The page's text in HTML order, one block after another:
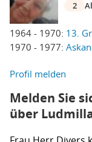
1964 - 1970: 13.
1970 - 1977:
2
Profil melden
Melden Sie
über